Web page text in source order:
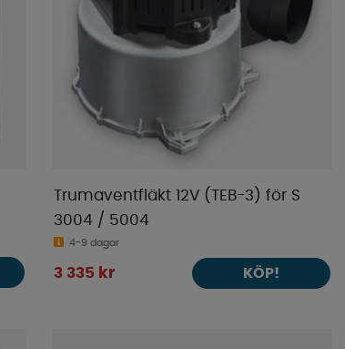
Trumaventfläkt 12V (TEB-3) för S
3004 / 5004
4-9 dagar
3 335 kr KÖP!